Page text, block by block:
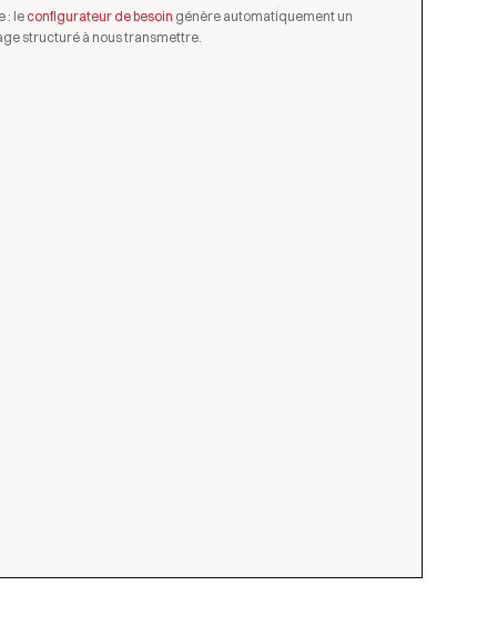
: le configurateur de besoin génère automatiquement un
structuré à nous transmettre.